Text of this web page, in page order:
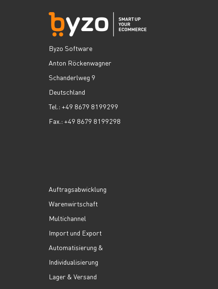
Byzo Software
Anton Röckenwagner
Schanderlweg 9
Deutschland
Tel.: +49 8679 8199299
Fax.: +49 8679 8199298
Auftragsabwicklung
Warenwirtschaft
Multichannel
Import und Export
Automatisierung &
Individualisierung
Lager & Versand